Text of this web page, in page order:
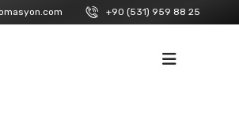
+90 (531) 959 88 25